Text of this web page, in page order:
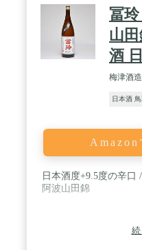
冨
山
酒
梅津酒造
日本酒 鳥
Amazon
日本酒度+9.5度の辛口
阿波山田錦